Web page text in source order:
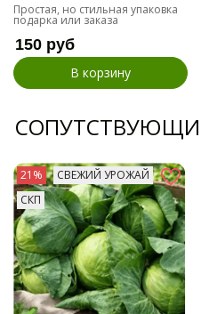
Простая, но стильная упаковка
подарка или заказа
150 руб
В корзину
21%
СВЕЖИЙ УРОЖАЙ
СКП